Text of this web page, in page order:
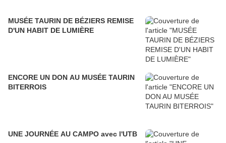
MUSÉE TAURIN DE BÉZIERS REMISE
D'UN HABIT DE LUMIÈRE
ENCORE UN DON AU MUSÉE TAURIN
BITERROIS
UNE JOURNÉE AU CAMPO avec l'UTB